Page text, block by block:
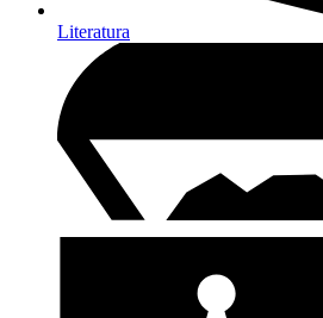
Literatura